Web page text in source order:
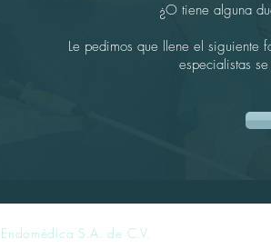
¿O tiene alguna
Le pedimos que llene el siguiente
especialistas
S.A. de C.V.